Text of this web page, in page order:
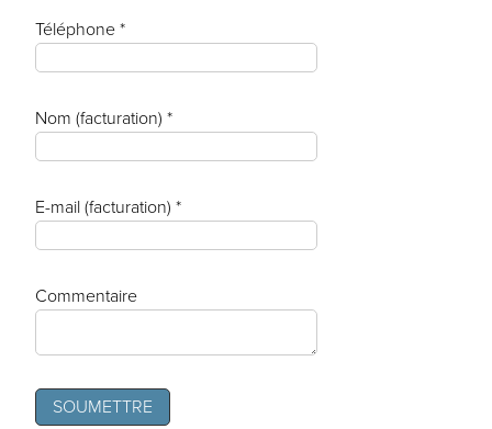
Téléphone *
Nom (facturation) *
E-mail (facturation) *
Commentaire